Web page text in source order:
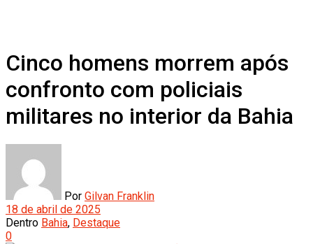
Cinco homens morrem após
confronto com policiais
militares no interior da Bahia
Por Gilvan Franklin
18 de abril de 2025
Dentro Bahia, Destaque
0